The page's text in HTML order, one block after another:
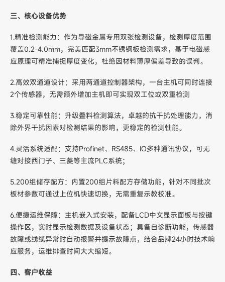
三、核心设备优势
1.精准检测能力：作为导磁金属专用双张检测设备，检测厚度范围
覆盖0.2-4.0mm，完美匹配3mm不锈钢板检测需求，基于电磁感
应原理可精准捕捉厚度变化，杜绝因材料薄厚偏差导致的误判。
2.高效双通道设计：采用两通道控制器架构，一台主机可同时连接
2个传感器，无需额外增加主机即可实现双工位或双重检测
3.稳定可靠性能：升级叠料检测算法，卓越的抗干扰处理能力，消
除外界干扰因素对检测结果的影响，更稳定的检测性能。
4.灵活系统适配：支持Profinet、RS485、IO多种通讯协议，可无
缝对接西门子、三菱等主流PLC系统；
5.200组储存配方：内置200组片料配方存储功能，针对不同批次
板材参数可通过上位机快速切换，无需重复示教校准。
6.便捷运维保障：主机嵌入式安装，配备LCD中文显示面板与按键
操作区，实时显示检测数据及设备状态；具备自诊断功能，传感器
故障或线缆异常时自动报警并提示故障点，结合品牌24小时技术响
应服务，运维排查时间大大缩短。
四、客户收益